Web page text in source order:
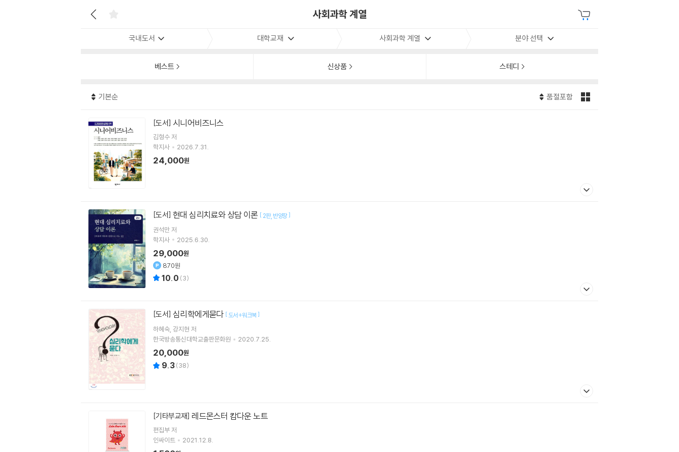
사회과학 계열
국내도서 대학교재 사회과학 계열 분야 선택
베스트 신상품 스테디
기본순 품절포함
[도서] 시니어비즈니스
김형수 저
학지사
2026.7.31.
24,000원
[도서] 현대 심리치료와 상담 이론 [ 2판 반양장]
권석만저
학지사
2025.6.30.
29,000원
870원
10.0 (3)
[도서] 심리학에게묻다 [도서+워크북]
하혜숙 강지현 저
한국방송통신대학교출판문화원
2020.7.25.
20,000원
9.3(38)
[기타부교재] 레드몬스터 캄다운 노트
편집부 저
인싸이트
2021.12.8.